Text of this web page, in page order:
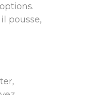
pousse,